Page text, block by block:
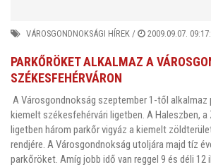
VÁROSGONDNOKSÁGI HÍREK / 2009.09.07.
PARKŐRÖKET ALKALMAZ A
SZÉKESFEHÉRVÁRON
A Városgondnokság szeptember 1-től alkalmaz
kiemelt székesfehérvári ligetben. A Haleszben,
ligetben három parkőr vigyáz a kiemelt
rendjére. A Városgondnokság utoljára majd tíz
parkőröket. Amíg jobb idő van reggel 9 és déli 12